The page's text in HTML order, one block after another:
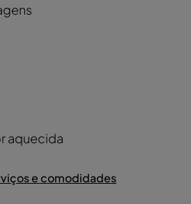
aquecida
e comodidades